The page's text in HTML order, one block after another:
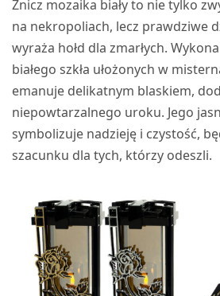
Znicz mozaika biały to nie tylko
na nekropoliach, lecz prawdziwe
wyraża hołd dla zmarłych.
białego szkła ułożonych w
emanuje delikatnym blaskiem,
niepowtarzalnego uroku. Jego
symbolizuje nadzieję i czystość,
szacunku dla tych, którzy odeszli.